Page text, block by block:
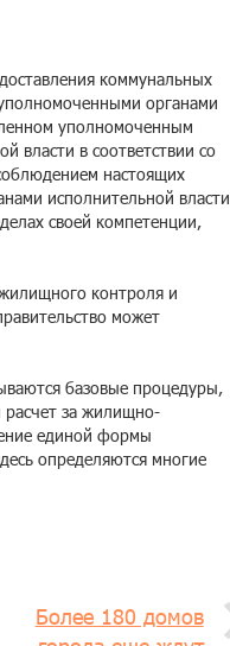
коммунальных
органами
уполномоченным
власти в соответствии со
настоящих
исполнительной власти
своей компетенции,
контроля и
может
базовые процедуры,
расчет за жилищно-
единой формы
определяются многие
Более 180 домов